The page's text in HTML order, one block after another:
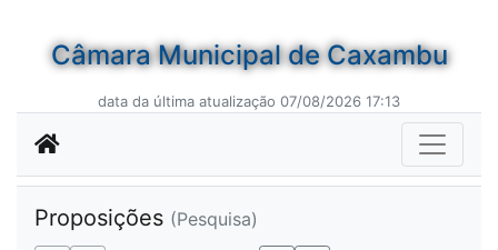
Câmara Municipal de Caxambu
data da última atualização 07/08/2026 17:13
Proposições (Pesquisa)